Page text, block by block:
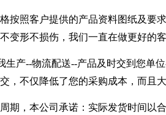
按照客户提供的产品资料图纸及要
变形不损伤，我们一直在做更好的客
生产--物流配送--产品及时交到您单
，不仅降低了您的采购成本，而且
期，本公司承诺：实际发货时间以